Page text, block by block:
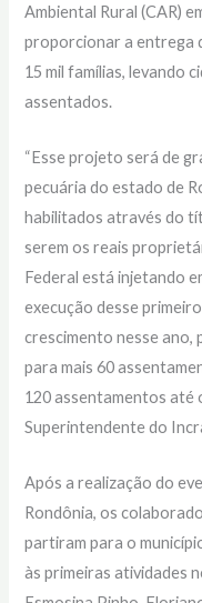
Ambiental Rural (CAR)
proporcionar a entrega
15 mil famílias, levando
assentados.
“Esse projeto será de
pecuária do estado de
habilitados através do
serem os reais
Federal está injetando
execução desse
crescimento nesse ano,
para mais 60
120 assentamentos até
Superintendente do
Após a realização do
Rondônia, os
partiram para o
às primeiras atividades